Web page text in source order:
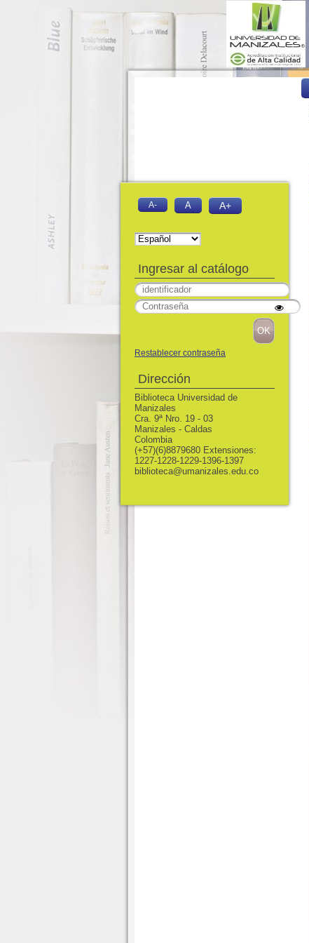
A- A A+
Ingresar al catálogo
Restablecer contraseña
Dirección
Biblioteca Universidad de
Manizales
Cra. 9ª Nro. 19 - 03
Manizales - Caldas
Colombia
(+57)(6)8879680 Extensiones:
1227-1228-1229-1396-1397
biblioteca@umanizales.edu.co